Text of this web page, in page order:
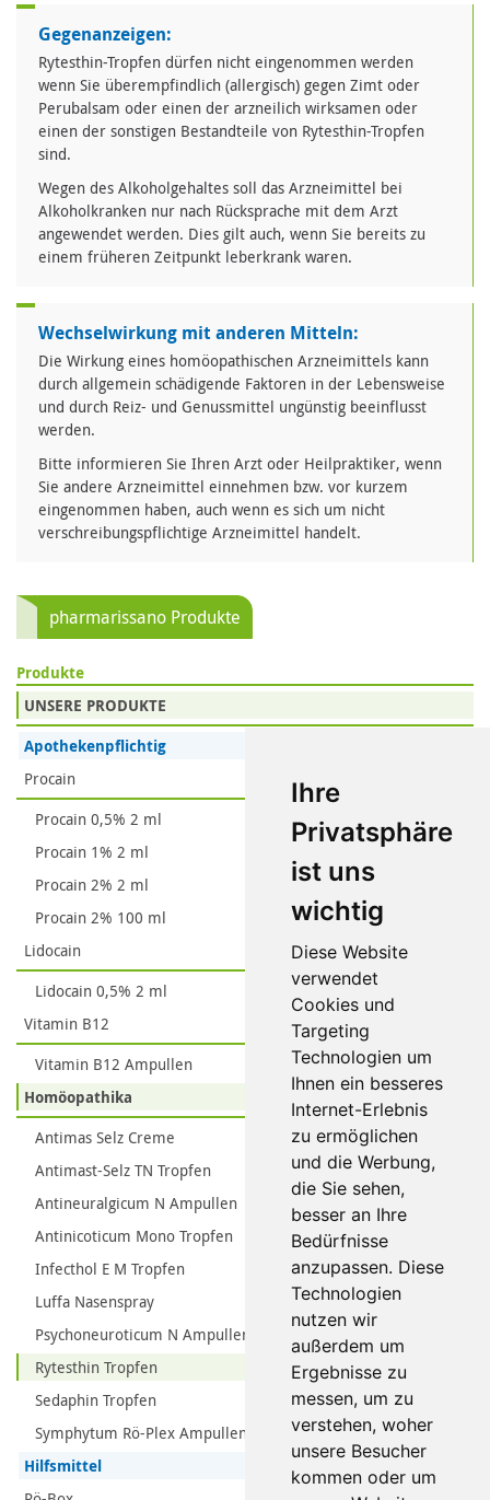
Ihre
Privatsphäre
ist uns
wichtig
Diese Website
verwendet
Cookies und
Targeting
Technologien um
Ihnen ein besseres
Internet-Erlebnis
zu ermöglichen
und die Werbung,
die Sie sehen,
besser an Ihre
Bedürfnisse
anzupassen. Diese
Technologien
nutzen wir
außerdem um
Ergebnisse zu
messen, um zu
verstehen, woher
unsere Besucher
kommen oder um
Gegenanzeigen:
Rytesthin-Tropfen dürfen nicht eingenommen werden
wenn Sie überempfindlich (allergisch) gegen Zimt oder
Perubalsam oder einen der arzneilich wirksamen oder
einen der sonstigen Bestandteile von Rytesthin-Tropfen
sind.
Wegen des Alkoholgehaltes soll das Arzneimittel bei
Alkoholkranken nur nach Rücksprache mit dem Arzt
angewendet werden. Dies gilt auch, wenn Sie bereits zu
einem früheren Zeitpunkt leberkrank waren.
Wechselwirkung mit anderen Mitteln:
Die Wirkung eines homöopathischen Arzneimittels kann
durch allgemein schädigende Faktoren in der Lebensweise
und durch Reiz- und Genussmittel ungünstig beeinflusst
werden.
Bitte informieren Sie Ihren Arzt oder Heilpraktiker, wenn
Sie andere Arzneimittel einnehmen bzw. vor kurzem
eingenommen haben, auch wenn es sich um nicht
verschreibungspflichtige Arzneimittel handelt.
pharmarissano Produkte
Produkte
UNSERE PRODUKTE
Apothekenpflichtig
Procain
Procain 0,5% 2 ml
Procain 1% 2 ml
Procain 2% 2 ml
Procain 2% 100 ml
Lidocain
Lidocain 0,5% 2 ml
Vitamin B12
Vitamin B12 Ampullen
Homöopathika
Antimas Selz Creme
Antimast-Selz TN Tropfen
Antineuralgicum N Ampullen
Antinicoticum Mono Tropfen
Infecthol E M Tropfen
Luffa Nasenspray
Psychoneuroticum N Ampullen
Rytesthin Tropfen
Sedaphin Tropfen
Symphytum Rö-Plex Ampullen
Hilfsmittel